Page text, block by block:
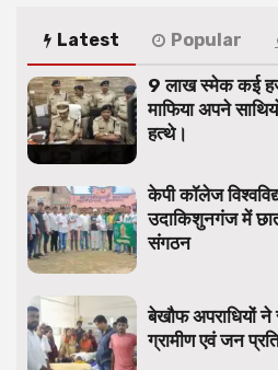
Latest Popular
9 लाख स्मेक कई
माफिया अपने
हत्थे।
केपी कॉलेज
उदाकिशुनगंज में
संगठन
बेखौफ अपराधियों ने
ग्रामीण एवं जन